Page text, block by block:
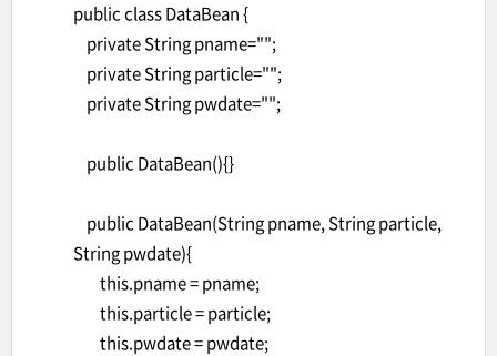
public class DataBean {
private String pname="";
private String particle="";
private String pwdate="";
public DataBean(){}
public DataBean(String pname, String particle,
String pwdate){
this.pname = pname;
this.particle = particle;
this.pwdate = pwdate;